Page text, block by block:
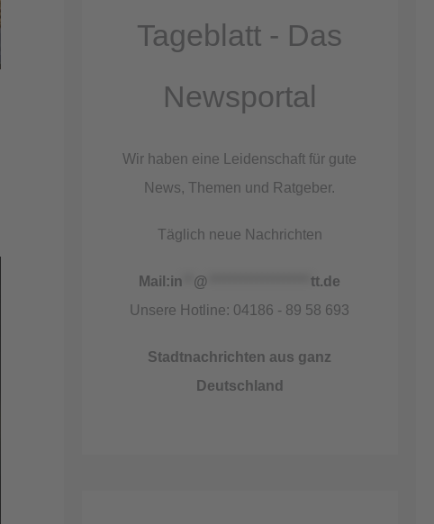
Tageblatt - Das
Newsportal
Wir haben eine Leidenschaft für gute
News, Themen und Ratgeber.
Täglich neue Nachrichten
Mail:in @ *******************tt.de
Unsere Hotline: 04186 - 89 58 693
Stadtnachrichten aus ganz
Deutschland